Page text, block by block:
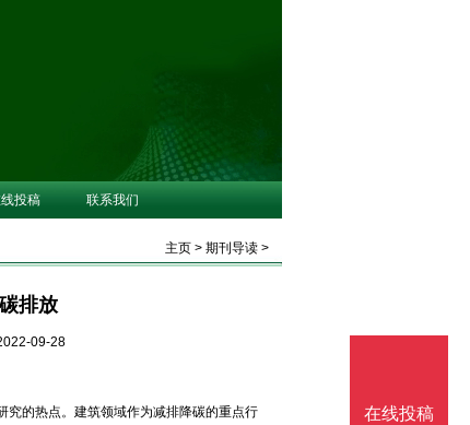
投稿 联系我们
主页 > 期刊导读 >
排放
09-28
究的热点。建筑领域作为减排降碳的重点行
在线投稿